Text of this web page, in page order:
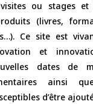
ou stages et
(livres,
Ce site est
et
dates de
ainsi
d’être